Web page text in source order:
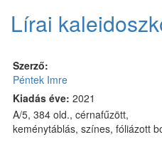
tartalommal
Lírai
Szerző:
Péntek Imre
Kiadás éve: 2021
A/5, 384 old., cérnafűzött,
keménytáblás, színes, fóliázott